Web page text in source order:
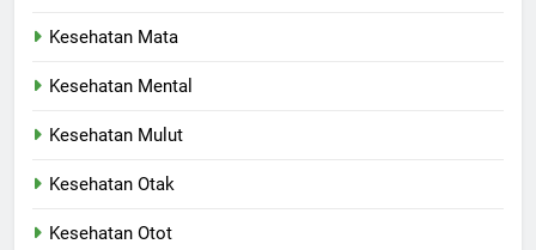
Kesehatan Mata
Kesehatan Mental
Kesehatan Mulut
Kesehatan Otak
Kesehatan Otot